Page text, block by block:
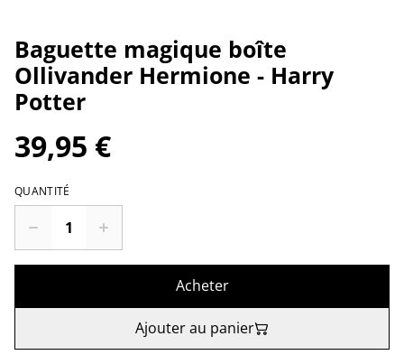
Baguette magique boîte
Ollivander Hermione - Harry
Potter
39,95 €
QUANTITÉ
Acheter
Ajouter au panier